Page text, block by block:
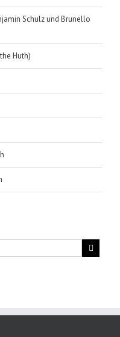
Schulz und Brunello
Huth)